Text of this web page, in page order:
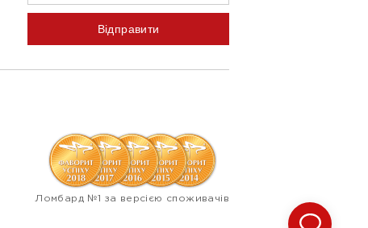
Відправити
Ломбард №1 за версією споживачів